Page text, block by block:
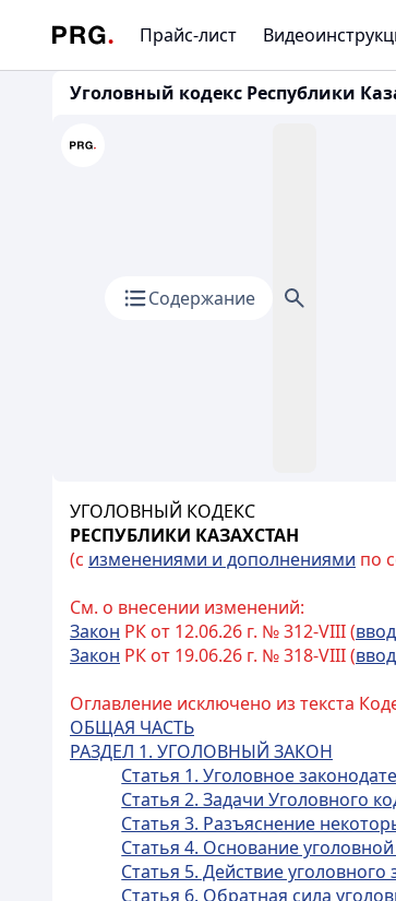
Прайс-лист
Уголовный кодекс Республики
Содержание
УГОЛОВНЫЙ КОДЕКС
РЕСПУБЛИКИ КАЗАХСТАН
(с изменениями и дополнениями по
См. о внесении изменений:
Закон РК от 12.06.26 г. № 312-VIII (
Закон РК от 19.06.26 г. № 318-VIII (
Оглавление исключено из текста
ОБЩАЯ ЧАСТЬ
РАЗДЕЛ 1. УГОЛОВНЫЙ ЗАКОН
Статья 1. Уголовное
Статья 2. Задачи Уголовного
Статья 3. Разъяснение
Статья 4. Основание
Статья 5. Действие
Статья 6. Обратная сила